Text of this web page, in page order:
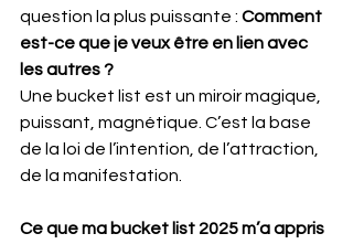
question la plus puissante : Comment
est-ce que je veux être en lien avec
les autres ?
Une bucket list est un miroir magique,
puissant, magnétique. C’est la base
de la loi de l’intention, de l’attraction,
de la manifestation.
Ce que ma bucket list 2025 m’a appris